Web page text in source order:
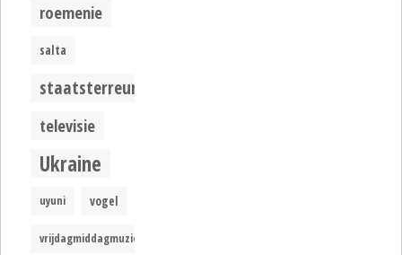
roemenie
salta
staatsterreur
televisie
Ukraine
uyuni vogel
vrijdagmiddagmuziek